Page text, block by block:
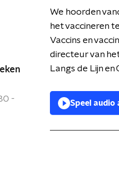
-
We hoorden
het vaccineren
Vaccins en
directeur van
Langs de Lijn en
Speel audio